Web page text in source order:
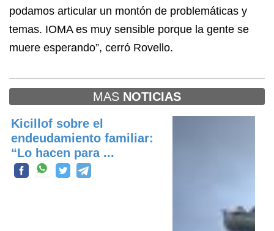
podamos articular un montón de problemáticas y
temas. IOMA es muy sensible porque la gente se
muere esperando”, cerró Rovello.
MAS NOTICIAS
Kicillof sobre el
endeudamiento familiar:
“Lo hacen para ...